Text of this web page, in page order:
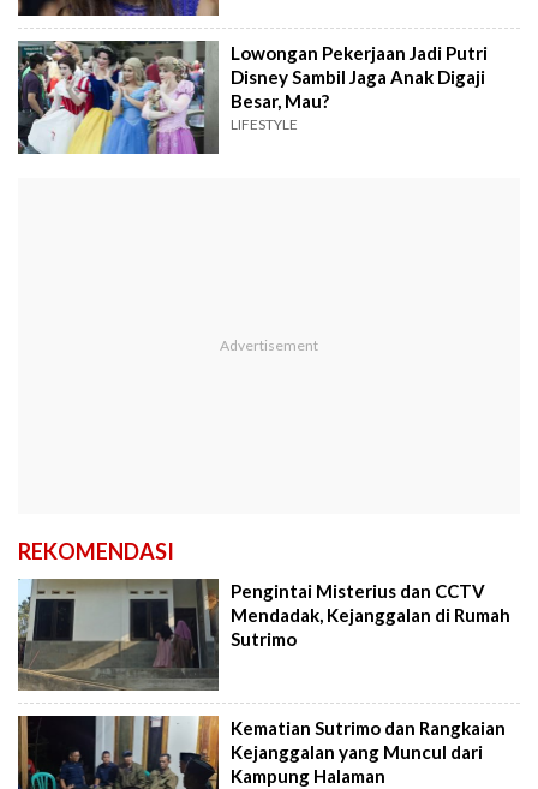
Lowongan Pekerjaan Jadi Putri
Disney Sambil Jaga Anak Digaji
Besar, Mau?
LIFESTYLE
REKOMENDASI
Pengintai Misterius dan CCTV
Mendadak, Kejanggalan di Rumah
Sutrimo
Kematian Sutrimo dan Rangkaian
Kejanggalan yang Muncul dari
Kampung Halaman